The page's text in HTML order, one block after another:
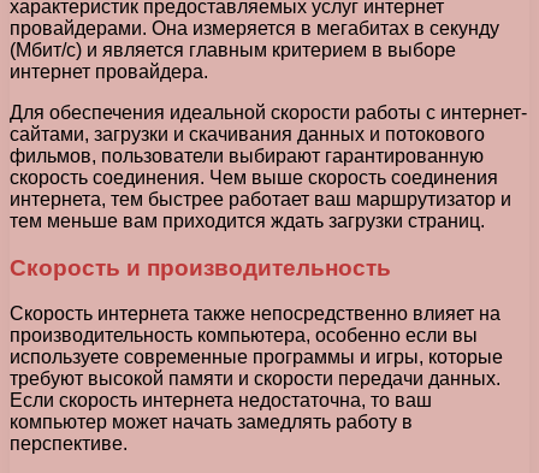
характеристик предоставляемых услуг интернет
провайдерами. Она измеряется в мегабитах в секунду
(Мбит/с) и является главным критерием в выборе
интернет провайдера.
Для обеспечения идеальной скорости работы с интернет-
сайтами, загрузки и скачивания данных и потокового
фильмов, пользователи выбирают гарантированную
скорость соединения. Чем выше скорость соединения
интернета, тем быстрее работает ваш маршрутизатор и
тем меньше вам приходится ждать загрузки страниц.
Скорость и производительность
Скорость интернета также непосредственно влияет на
производительность компьютера, особенно если вы
используете современные программы и игры, которые
требуют высокой памяти и скорости передачи данных.
Если скорость интернета недостаточна, то ваш
компьютер может начать замедлять работу в
перспективе.